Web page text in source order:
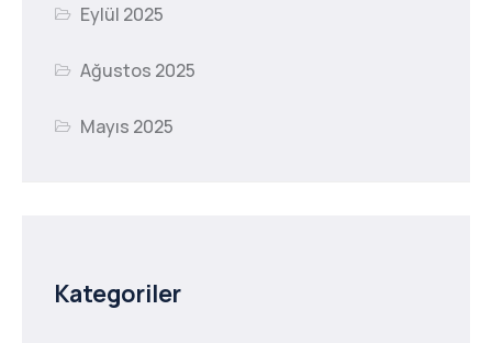
Eylül 2025
Ağustos 2025
Mayıs 2025
Kategoriler